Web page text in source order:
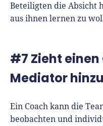
Beteiligten die Absicht
aus ihnen lernen zu
#7 Zieht
Mediator hinzu
Ein Coach kann die
beobachten und